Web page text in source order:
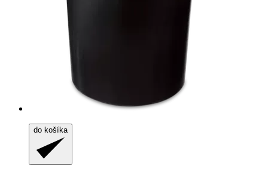
do košíka